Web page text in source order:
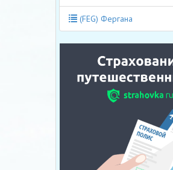
(FEG) Фергана